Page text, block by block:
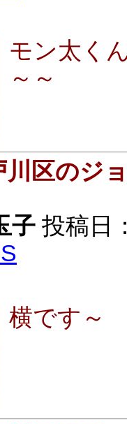
モン太く
～～
川区のジ
子 投稿日
横です～